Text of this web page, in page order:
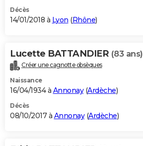
Décès
14/01/2018 à Lyon (Rhône)
Lucette BATTANDIER (83 ans)
Créer une cagnotte obsèques
Naissance
16/04/1934 à Annonay(Ardèche)
Décès
08/10/2017 à Annonay(Ardèche)